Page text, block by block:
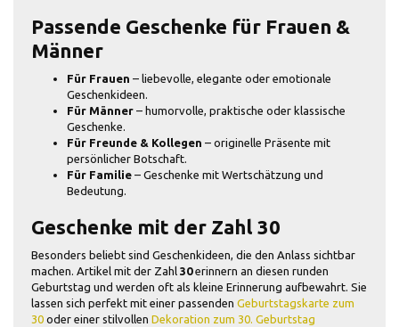
Passende Geschenke für Frauen &
Männer
Für Frauen – liebevolle, elegante oder emotionale
Geschenkideen.
Für Männer – humorvolle, praktische oder klassische
Geschenke.
Für Freunde & Kollegen – originelle Präsente mit
persönlicher Botschaft.
Für Familie – Geschenke mit Wertschätzung und
Bedeutung.
Geschenke mit der Zahl 30
Besonders beliebt sind Geschenkideen, die den Anlass sichtbar
machen. Artikel mit der Zahl 30erinnern an diesen runden
Geburtstag und werden oft als kleine Erinnerung aufbewahrt. Sie
lassen sich perfekt mit einer passenden Geburtstagskarte zum
30 oder einer stilvollen Dekoration zum 30. Geburtstag